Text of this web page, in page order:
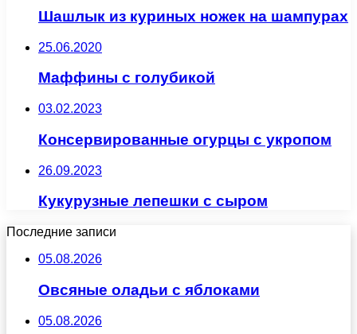
Шашлык из куриных ножек на шампурах
25.06.2020
Маффины с голубикой
03.02.2023
Консервированные огурцы с укропом
26.09.2023
Кукурузные лепешки с сыром
Последние записи
05.08.2026
Овсяные оладьи с яблоками
05.08.2026